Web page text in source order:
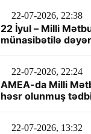
22-07-2026, 22:38
22 İyul – Milli
münasibətilə
22-07-2026, 22:24
AMEA-da Milli
həsr olunmuş
22-07-2026, 13:32